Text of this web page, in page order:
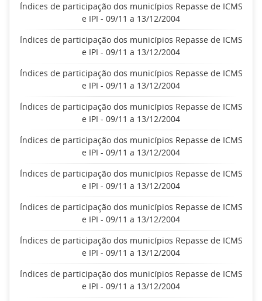
Índices de participação dos municípios Repasse de ICMS
e IPI - 09/11 a 13/12/2004
Índices de participação dos municípios Repasse de ICMS
e IPI - 09/11 a 13/12/2004
Índices de participação dos municípios Repasse de ICMS
e IPI - 09/11 a 13/12/2004
Índices de participação dos municípios Repasse de ICMS
e IPI - 09/11 a 13/12/2004
Índices de participação dos municípios Repasse de ICMS
e IPI - 09/11 a 13/12/2004
Índices de participação dos municípios Repasse de ICMS
e IPI - 09/11 a 13/12/2004
Índices de participação dos municípios Repasse de ICMS
e IPI - 09/11 a 13/12/2004
Índices de participação dos municípios Repasse de ICMS
e IPI - 09/11 a 13/12/2004
Índices de participação dos municípios Repasse de ICMS
e IPI - 09/11 a 13/12/2004